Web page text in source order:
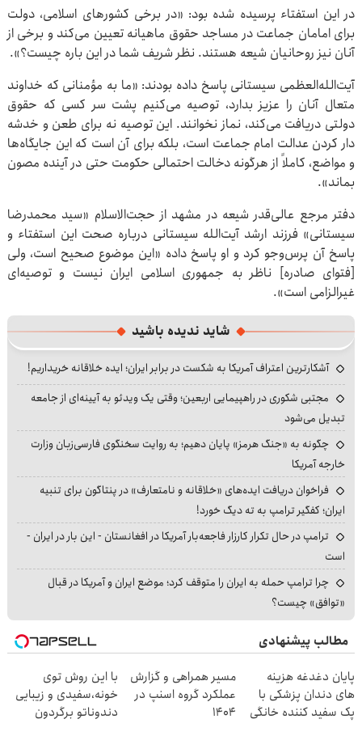
در این استفتاء پرسیده شده بود: «در برخی کشورهای اسلامی، دولت
برای امامان جماعت در مساجد حقوق ماهیانه تعیین می‌کند و برخی از
آنان نیز روحانیان شیعه هستند. نظر شریف شما در این باره چیست؟».
آیت‌الله‌العظمی سیستانی پاسخ داده بودند: «ما به مؤمنانی که خداوند
متعال آنان را عزیز بدارد، توصیه می‌کنیم پشت سر کسی که حقوق
دولتی دریافت می‌کند، نماز نخوانند. این توصیه نه برای طعن و خدشه‌
دار کردن عدالت امام جماعت است، بلکه برای آن است که این جایگاه‌ها
و مواضع، کاملاً از هرگونه دخالت احتمالی حکومت حتی در آینده مصون
بماند».
دفتر مرجع عالی‌قدر شیعه در مشهد از حجت‌الاسلام «سید محمدرضا
سیستانی» فرزند ارشد آیت‌الله سیستانی درباره صحت این استفتاء و
پاسخ آن پرس‌وجو کرد و او پاسخ داده‌ «این موضوع صحیح است، ولی
[فتوای صادره] ناظر به جمهوری اسلامی ایران نیست و توصیه‌ای
غیرالزامی است».
شاید ندیده باشید
آشکارترین اعتراف آمریکا به شکست در برابر ایران؛ ایده خلاقانه خریداریم!
مجتبی شکوری در راهپیمایی اربعین؛ وقتی یک ویدئو به آیینه‌ای از جامعه
تبدیل می‌شود
چگونه به «جنگ هرمز» پایان دهیم؛ به روایت سخنگوی فارسی‌زبان وزارت
خارجه آمریکا
فراخوان دریافت ایده‌های «خلاقانه و نامتعارف» در پنتاگون برای تنبیه
ایران؛ کفگیر ترامپ به ته دیگ خورد!
ترامپ در حال تکرار کارزار فاجعه‌بار آمریکا در افغانستان - این بار در ایران -
است
چرا ترامپ حمله به ایران را متوقف کرد؛ موضع ایران و آمریکا در قبال
«توافق» چیست؟
مطالب پیشنهادی
پایان دغدغه هزینه
های دندان پزشکی با
پک سفید کننده خانگی
مسیر همراهی و گزارش
عملکرد گروه اسنپ در
۱۴۰۴
با این روش توی
خونه،سفیدی و زیبایی
دندوناتو برگردون